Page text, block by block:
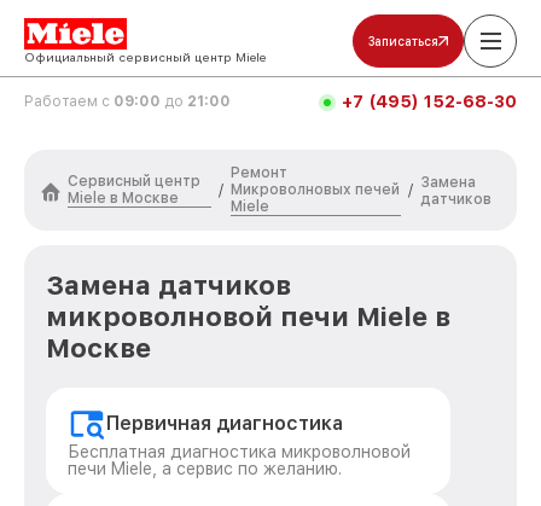
Официальный сервисный центр Miele
Записаться
Работаем с 09:00 до 21:00 +7 (495) 152-68-30
Сервисный центр
Miele в Москве
/
Ремонт
Микроволновых печей
Miele
/ Замена
датчиков
Замена датчиков
микроволновой печи Miele в
Москве
Первичная диагностика
Бесплатная диагностика микроволновой
печи Miele, а сервис по желанию.